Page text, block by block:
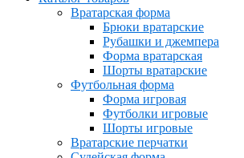
Вратарская форма
Брюки вратарские
Рубашки и джемпера
Форма вратарская
Шорты вратарские
Футбольная форма
Форма игровая
Футболки игровые
Шорты игровые
Вратарские перчатки